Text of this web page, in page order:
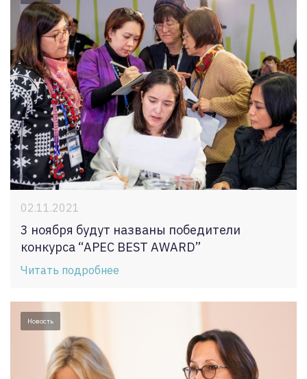
02.11.2021
3 ноября будут названы победители
конкурса “APEC BEST AWARD”
Читать подробнее
Новость